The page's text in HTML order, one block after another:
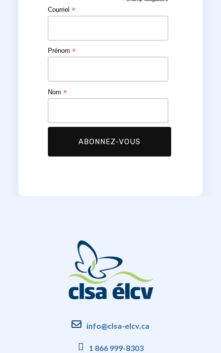
Courriel*
Prénom*
Nom*
info@clsa-elcv.ca
1 866 999-8303